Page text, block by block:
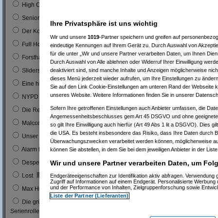
High Chaparal
Seniorenclub
Der Kopfgeldjäger (mit Steve McQueen)
Full House (mitn Joe Bologna) 0
Forsthaus Falkenau 0
Sliders 1 0 %
Eine himmlische Familie 1
NYPD Blue 0
Die Rettungsflieger 0
Malcom 9 3 %
Unser Charly 0
Alarm für Cobra 11 0
Desperate Housewives 3 1 %
Lost 7 3 %
Max Headroom 1 0 %
Die grüne Hornisse (Bruce Lee´s erste
Serienrolle...)
Ihre Privatsphäre ist uns wichtig
Wir und unsere 1019-Partner speichern und greifen auf
eindeutige Kennungen auf Ihrem Gerät zu. Durch Auswahl von
für die unter „Wir und unsere Partner verarbeiten Daten, um Ihnen
Durch Auswahl von Alle ablehnen oder Widerruf Ihrer Einwilligung
deaktiviert sind, sind manche Inhalte und Anzeigen möglicherweise
dieses Menü jederzeit wieder aufrufen, um Ihre Einstellungen zu
Sie auf den Link Cookie-Einstellungen am unteren Rand der Webseite
unseres Website. Weitere Informationen finden Sie in unserer
Sofern Ihre getroffenen Einstellungen auch Anbieter umfassen, die
Angemessenheitsbeschlusses gem Art 45 DSGVO und ohne
so gilt Ihre Einwilligung auch hierfür (Art 49 Abs 1 lit a DSGVO). Dies
die USA. Es besteht insbesondere das Risiko, dass Ihre Daten durch
Überwachungszwecken verarbeitet werden können, möglicherweise
können Sie abstellen, in dem Sie bei dem jeweiligen Anbieter in der
Wir und unsere Partner verarbeiten Daten, um
Endgeräteeigenschaften zur Identifikation aktiv abfragen.
Zugriff auf Informationen auf einem Endgerät. Personalisierte
und der Performance von Inhalten, Zielgruppenforschung sowie
Liste der Partner (Lieferanten)